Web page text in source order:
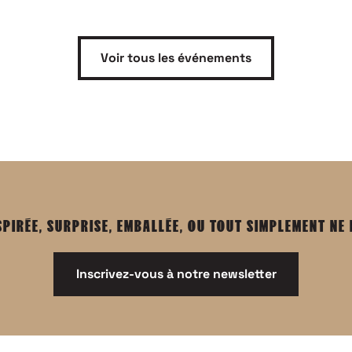
Voir tous les événements
SURPRISE, EMBALLÉE, OU TOUT SIMPLEMENT NE
Inscrivez-vous à notre newsletter